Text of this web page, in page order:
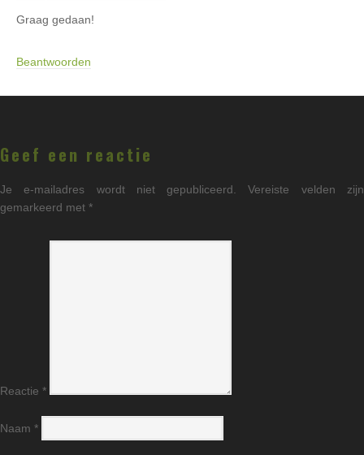
Graag gedaan!
Beantwoorden
Geef een reactie
Je e-mailadres wordt niet gepubliceerd.
Vereiste velden zijn
gemarkeerd met *
Reactie *
Naam *